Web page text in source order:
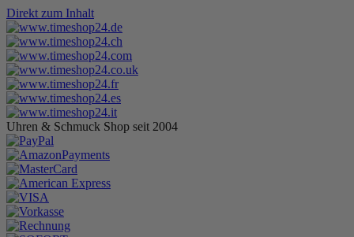
Direkt zum Inhalt
Uhren & Schmuck Shop seit 2004